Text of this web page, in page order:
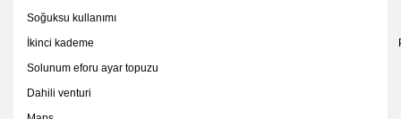
Soğuksu kullanımı
İkinci kademe
Solunum eforu ayar topuzu
Dahili venturi